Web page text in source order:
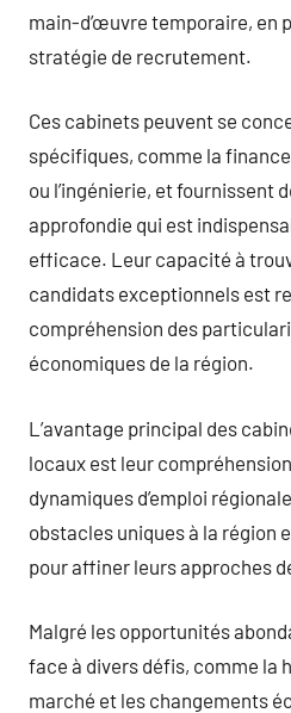
main-d’œuvre temporaire, en
stratégie de recrutement.
Ces cabinets peuvent se
spécifiques, comme la
ou l’ingénierie, et fournissent
approfondie qui est
efficace. Leur capacité à
candidats exceptionnels est
compréhension des
économiques de la région.
L’avantage principal des
locaux est leur
dynamiques d’emploi
obstacles uniques à la région
pour affiner leurs approches
Malgré les opportunités
face à divers défis, comme la
marché et les changements